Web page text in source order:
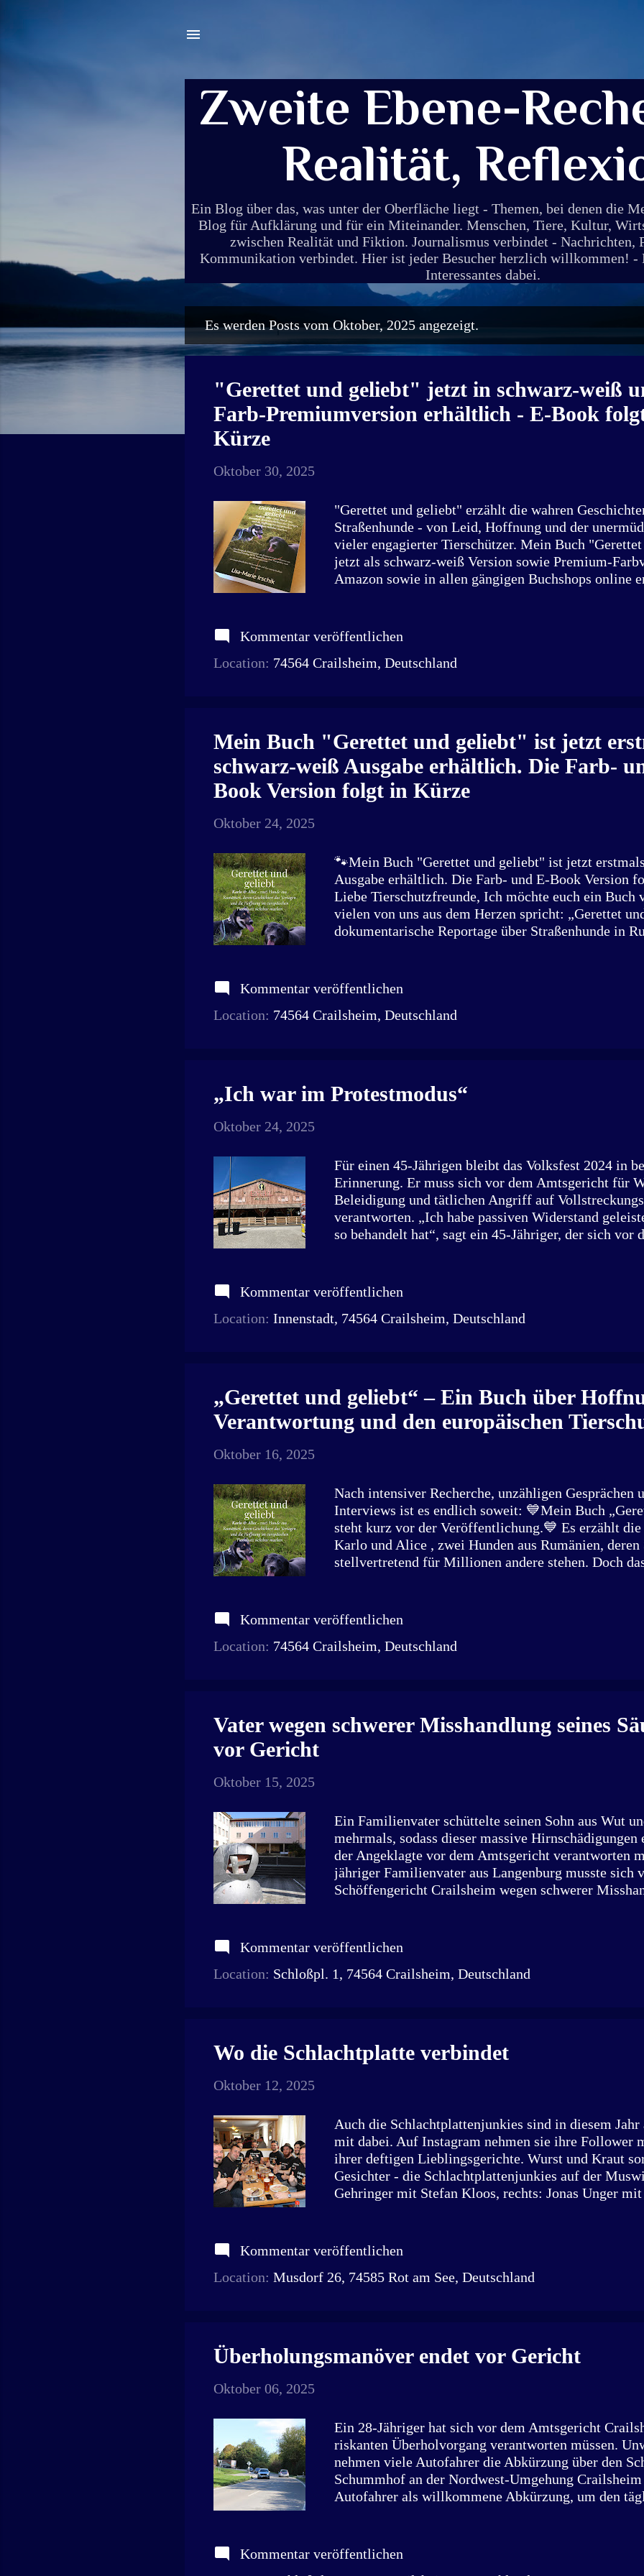
Zweite Ebene-
Realität,
Ein Blog über das, was unter der Oberfläche liegt - Themen, bei denen die
Blog für Aufklärung und für ein Miteinander. Menschen, Tiere, Kultur,
zwischen Realität und Fiktion. Journalismus verbindet - Nachrichten,
Kommunikation verbindet. Hier ist jeder Besucher herzlich willkommen! -
Interessantes dabei.
P
o
s
Es werden Posts vom Oktober, 2025 angezeigt.
"Gerettet und geliebt" jetzt in schwarz-weiß
Farb-Premiumversion erhältlich - E-Book
Kürze
Oktober 30, 2025
"Gerettet und geliebt" erzählt die wahren
Straßenhunde - von Leid, Hoffnung und der
vieler engagierter Tierschützer. Mein Buch
jetzt als schwarz-weiß Version sowie Premium-
Amazon sowie in allen gängigen Buchshops online
Kommentar veröffentlichen
Location: 74564 Crailsheim, Deutschland
Mein Buch "Gerettet und geliebt" ist jetzt
schwarz-weiß Ausgabe erhältlich. Die Farb-
Book Version folgt in Kürze
Oktober 24, 2025
🐾Mein Buch "Gerettet und geliebt" ist jetzt
Ausgabe erhältlich. Die Farb- und E-Book Version
Liebe Tierschutzfreunde, Ich möchte euch ein Buch
vielen von uns aus dem Herzen spricht: „Gerettet
dokumentarische Reportage über Straßenhunde in
passiert – und dass Veränderung möglich ist, wenn
enthält eine Petition, die wir gemeinsam auf den
„Gerettet und geliebt“ ist jetzt erstmals als schwarz-
Kommentar veröffentlichen
Location: 74564 Crailsheim, Deutschland
„Ich war im Protestmodus“
Oktober 24, 2025
Für einen 45-Jährigen bleibt das Volksfest 2024 in
Erinnerung. Er muss sich vor dem Amtsgericht für
Beleidigung und tätlichen Angriff auf
verantworten. „Ich habe passiven Widerstand
so behandelt hat“, sagt ein 45-Jähriger, der sich vor
Minderjährigen, tätlichen Angriff, Beleidigung und
Vollstreckungsbeamte vor. Am Abend des 22.
der Angeklagte im Engelzelt mit Freunden. Laut
er habe lediglich mitgetanzt. Bei der
habe der 45-Jährige laut Anklage ein aggressives
Bea...
Kommentar veröffentlichen
Location: Innenstadt, 74564 Crailsheim, Deutschland
„Gerettet und geliebt“ – Ein Buch über
Verantwortung und den europäischen
Oktober 16, 2025
Nach intensiver Recherche, unzähligen Gesprächen
Interviews ist es endlich soweit: 💙Mein Buch
steht kurz vor der Veröffentlichung.💙 Es erzählt die
Karlo und Alice , zwei Hunden aus Rumänien, deren
stellvertretend für Millionen andere stehen. Doch
der Situation zu zeichnen – zwischen Mitgefühl,
Frage nach Europas Verantwortung. „Gerettet und
dokumentarische Annäherung an ein Thema, das
Hund im Glück, Tierhilfe Hoffnung, Vier Pfoten,
viele weitere – möchte das Buch informieren, sensi...
Kommentar veröffentlichen
Location: 74564 Crailsheim, Deutschland
Vater wegen schwerer Misshandlung seines
vor Gericht
Oktober 15, 2025
Ein Familienvater schüttelte seinen Sohn aus Wut
mehrmals, sodass dieser massive
der Angeklagte vor dem Amtsgericht verantworten
jähriger Familienvater aus Langenburg musste sich
Schöffengericht Crailsheim wegen schwerer
– ein Junge und ein Mädchen. Laut Anklage soll der
März und Anfang Juli 2023 seinen Sohn mehrfach
haben, weil er überfordert und wütend war. Dabei
da Hirnstrukturen bereits eingeklemmt waren. Vor
der Angeklagte geständig. Er habe bei der Polizei
Kommentar veröffentlichen
Location: Schloßpl. 1, 74564 Crailsheim, Deutschland
Wo die Schlachtplatte verbindet
Oktober 12, 2025
Auch die Schlachtplattenjunkies sind in diesem
mit dabei. Auf Instagram nehmen sie ihre Follower
ihrer deftigen Lieblingsgerichte. Wurst und Kraut
Gesichter - die Schlachtplattenjunkies auf der
Gehringer mit Stefan Kloos, rechts: Jonas Unger mit
Tagen“, sagt Frank Gehringer. Der Crailsheimer sitzt
Freunden im Gasthaus „zum Pressler“ auf der
gesellige Runde kennt, weiß: Sie nennen sich stolz die
gemeinsame Leidenschaft teilen: die Schlachtplatte.
mit ein paar anderen im Schlössle Gröningen. Dort
Kommentar veröffentlichen
Location: Musdorf 26, 74585 Rot am See, Deutschland
Überholungsmanöver endet vor Gericht
Oktober 06, 2025
Ein 28-Jähriger hat sich vor dem Amtsgericht
riskanten Überholvorgang verantworten müssen.
nehmen viele Autofahrer die Abkürzung über den
Schummhof an der Nordwest-Umgehung
Autofahrer als willkommene Abkürzung, um den
wieder kommt es zu riskanten Manövern – eines
Gericht. Ein 28-jähriger SHK-Anlagenmechaniker
Kommentar veröffentlichen